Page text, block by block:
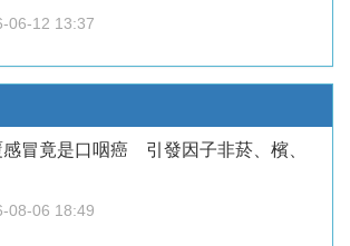
06-12 13:37
感冒竟是口咽癌 引發因子非菸、檳、
08-06 18:49